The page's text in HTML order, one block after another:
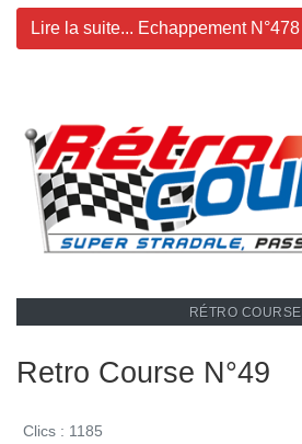
Lire la suite... Echappement N°478
RÉTRO COURSE
Retro Course N°49
Clics : 1185